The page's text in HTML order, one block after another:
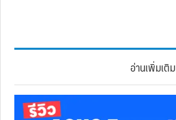
อ่านเพิ่มเติม